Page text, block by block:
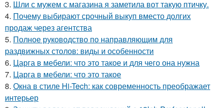
3. Шли с мужем с магазина я заметила вот такую птичку.
4. Почему выбирают срочный выкуп вместо долгих
продаж через агентства
5. Полное руководство по направляющим для
раздвижных столов: виды и особенности
6. Царга в мебели: что это такое и для чего она нужна
7. Царга в мебели: что это такое
8. Окна в стиле Hi-Tech: как современность преображает
интерьер